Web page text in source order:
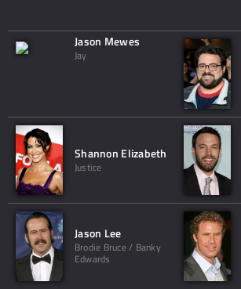
Jason Mewes
Jay
Shannon Elizabeth
Justice
Jason Lee
Brodie Bruce / Banky
Edwards